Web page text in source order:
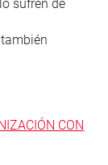
sufren de
CON